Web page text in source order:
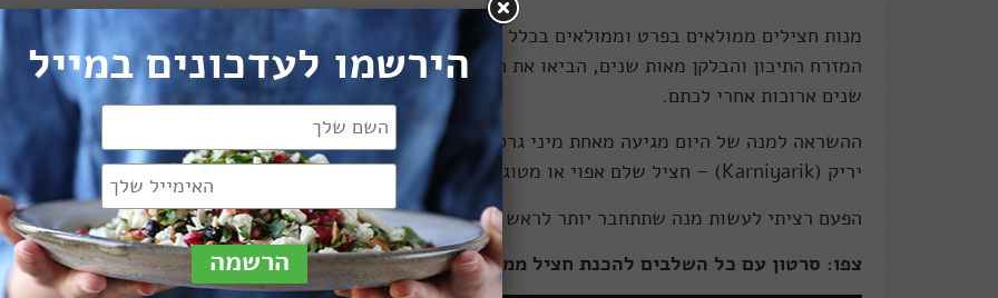
מנות חצילים ממולאים בפרט וממולאים בכלל הם סימן היכר של המטבח הטורקי. העותומנים, ששלטו על אזור
המזרח התיכון והבלקן מאות שנים, הביאו את הממולאים השונים איתם לכל מקום אליו הגיעו, והם נשארו
שנים ארוכות אחרי לכתם.
ההשראה למנה של היום מגיעה מאחת מיני גרסאות רבות לחצילים ממולאים שמגישים בטורקיה, שנקראת קרני
יריק (Karniyarik) – חציל שלם אפוי או מטוגן שממולא, בעגבניות ופלפלים ומתבשל ברוטב עגבניות מהיר.
הפעם רציתי לעשות מנה שתתחבר יותר לראש השנה, וסימן החג שמתחבר הכי טוב לחציל הוא.. הרימון!
צפו: סרטון עם כל השלבים להכנת חציל ממולא מושלם!
הירשמו לעדכונים במייל